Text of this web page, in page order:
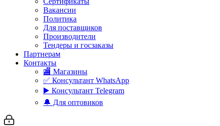
Вакансии
Политика
Для поставщиков
Производители
Тендеры и госзаказы
Партнерам
Контакты
🏬 Магазины
✅️ Консультант WhatsApp
▶️ Консультант Telegram
🔔 Для оптовиков